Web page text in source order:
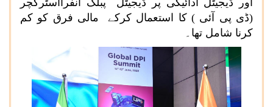
(ڈی پی آئی ) کا استعمال کرکے مالی فرق کو کم
کرنا شامل تھا۔